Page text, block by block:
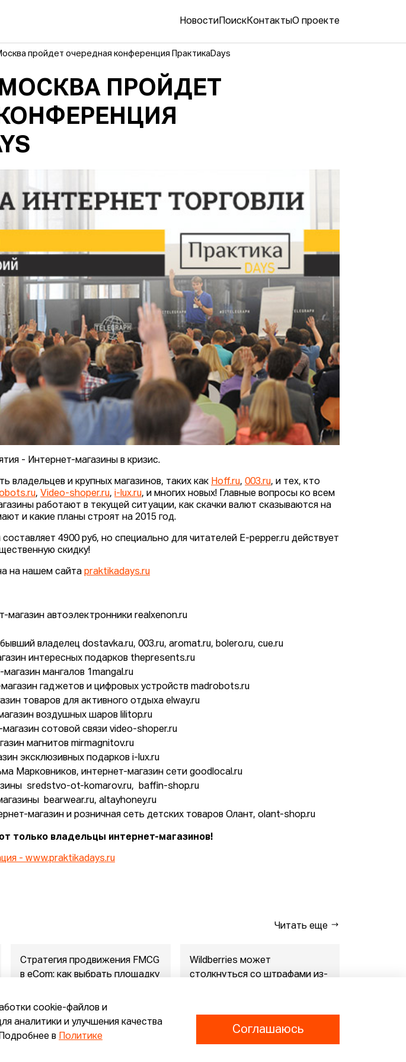
Новости ПоискКонтактыО проекте
пройдет очередная конференция ПрактикаDays
ПРОЙДЕТ
- Интернет-магазины в кризис.
владельцев и крупных магазинов, таких как Hoff.ru,003.ru, и тех, кто
, Video-shoper.ru,i-lux.ru, и многих новых! Главные вопросы ко всем
работают в текущей ситуации, как скачки валют сказываются на
и какие планы строят на 2015 год.
4900 руб, но специально для читателей E-pepper.ru действует
скидку!
на нашем сайтаpraktikadays.ru
магазин автоэлектронники realxenon.ru
владелец dostavka.ru, 003.ru, aromat.ru, bolero.ru, cue.ru
интересных подарков thepresents.ru
мангалов 1mangal.ru
гаджетов и цифровых устройств madrobots.ru
товаров для активного отдыха elway.ru
воздушных шаров lilitop.ru
сотовой связи video-shoper.ru
магнитов mirmagnitov.ru
эксклюзивных подарков i-lux.ru
Марковников, интернет-магазин сети goodlocal.ru
sredstvo-ot-komarov.ru, baffin-shop.ru
bearwear.ru, altayhoney.ru
магазин и розничная сеть детских товаров Олант, olant-shop.ru
только владельцы интернет-магазинов!
- www.praktikadays.ru
Читать еще
Стратегия продвижения FMCG
в eСom: как выбрать площадку
07.08.2026
Wildberries может
столкнуться со штрафами из-
cookie-файлов и
аналитики и улучшения качества
в
Политике
Соглашаюсь